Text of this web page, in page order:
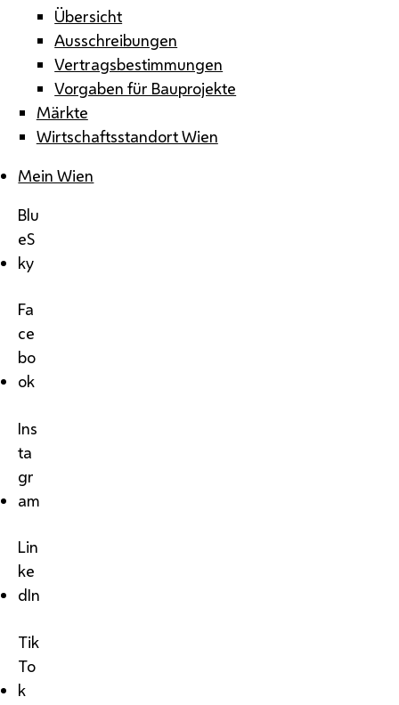
Übersicht
Ausschreibungen
Vertragsbestimmungen
Vorgaben für Bauprojekte
Märkte
Wirtschaftsstandort Wien
Mein Wien
Blu
eS
ky
Fa
ce
bo
ok
Ins
ta
gr
am
Lin
ke
dIn
Tik
To
k